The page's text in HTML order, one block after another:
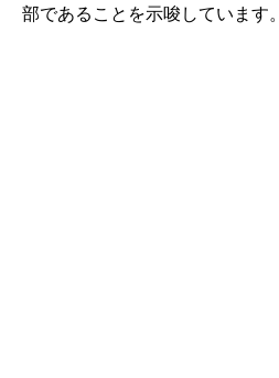
部であることを示唆しています。